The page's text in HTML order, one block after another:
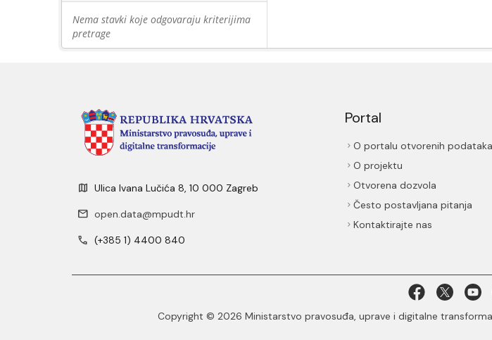
Nema stavki koje odgovaraju kriterijima
pretrage